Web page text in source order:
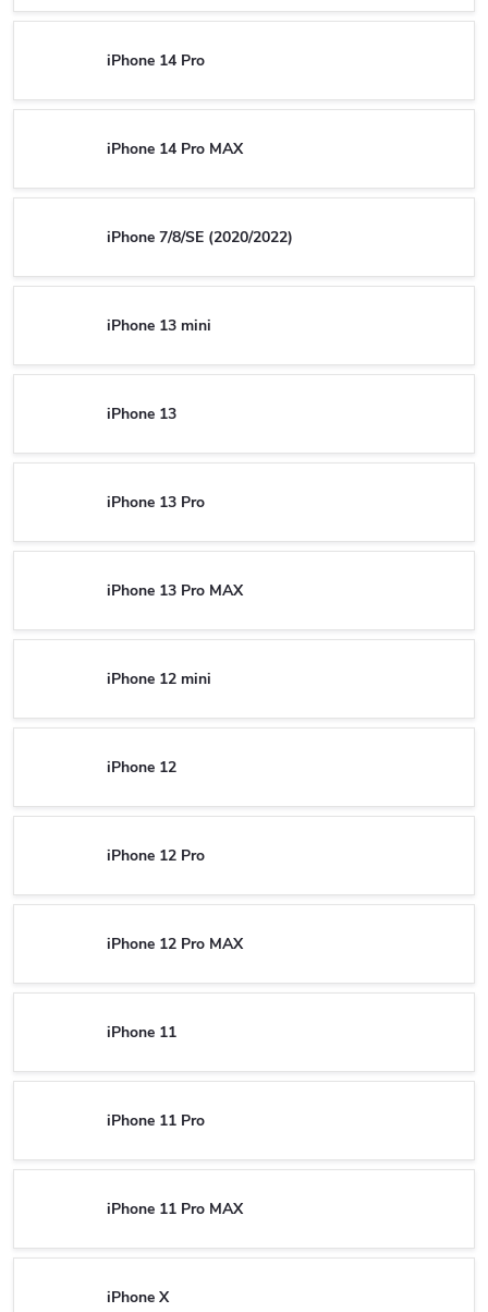
iPhone 14 Pro
iPhone 14 Pro MAX
iPhone 7/8/SE (2020/2022)
iPhone 13 mini
iPhone 13
iPhone 13 Pro
iPhone 13 Pro MAX
iPhone 12 mini
iPhone 12
iPhone 12 Pro
iPhone 12 Pro MAX
iPhone 11
iPhone 11 Pro
iPhone 11 Pro MAX
iPhone X